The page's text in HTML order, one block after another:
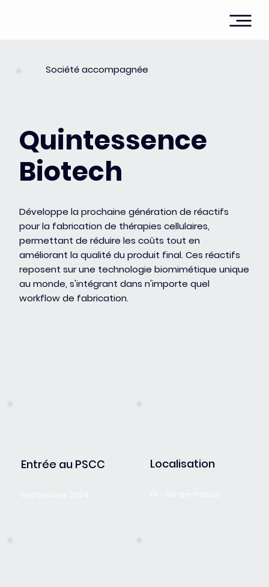
Société accompagnée
Quintessence
Biotech
Développe la prochaine génération de réactifs
pour la fabrication de thérapies cellulaires,
permettant de réduire les coûts tout en
améliorant la qualité du produit final. Ces réactifs
reposent sur une technologie biomimétique unique
au monde, s'intégrant dans n'importe quel
workflow de fabrication.
Entrée au PSCC Localisation